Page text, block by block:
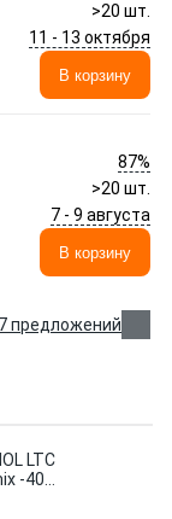
>20 шт.
11 - 13 октября
В корзину
87%
>20 шт.
7 - 9 августа
В корзину
предложений
LTC
-40